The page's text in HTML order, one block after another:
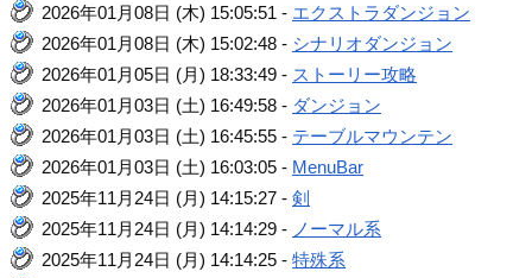
2026年01月08日 (木) 15:05:51 - エクストラダンジョン
2026年01月08日 (木) 15:02:48 - シナリオダンジョン
2026年01月05日 (月) 18:33:49 - ストーリー攻略
2026年01月03日 (土) 16:49:58 - ダンジョン
2026年01月03日 (土) 16:45:55 - テーブルマウンテン
2026年01月03日 (土) 16:03:05 - MenuBar
2025年11月24日 (月) 14:15:27 -剣
2025年11月24日 (月) 14:14:29 - ノーマル系
2025年11月24日 (月) 14:14:25 -特殊系